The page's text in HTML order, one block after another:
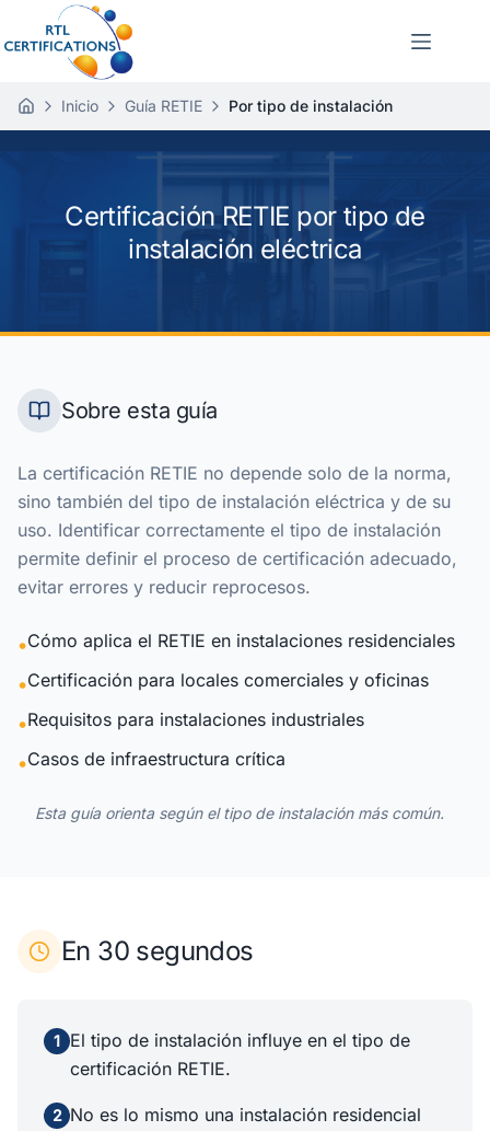
I
Inicio Guía RETIE Por tipo de instalación
Certificación RETIE por tipo de
instalación eléctrica
Sobre esta guía
La certificación RETIE no depende solo de la norma,
sino también del tipo de instalación eléctrica y de su
uso. Identificar correctamente el tipo de instalación
permite definir el proceso de certificación adecuado,
evitar errores y reducir reprocesos.
•Cómo aplica el RETIE en instalaciones residenciales
•Certificación para locales comerciales y oficinas
•Requisitos para instalaciones industriales
•Casos de infraestructura crítica
Esta guía orienta según el tipo de instalación más común.
En 30 segundos
1 El tipo de instalación influye en el tipo de
certificación RETIE.
2 No es lo mismo una instalación residencial